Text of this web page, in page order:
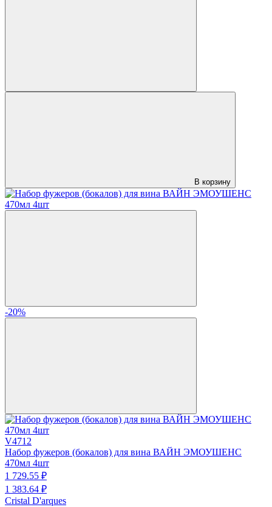
В корзину
-20%
V4712
Набор фужеров (бокалов) для вина ВАЙН ЭМОУШЕНС
470мл 4шт
1 729.55 ₽
1 383.64 ₽
Cristal D'arques